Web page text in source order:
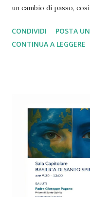
un cambio di passo,
dazi imposti da Trump
adeguata. Altrettanto
di genere,
tutte le sfide più
si va via via sfaldando.
molto critici, come
stesso piglio critico lo
Romano Prodi e di
CONDIVIDI
POSTA
CONTINUA A LEGGERE